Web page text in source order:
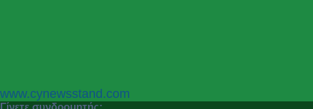
P
r
N
e
www.cynewsstand.com